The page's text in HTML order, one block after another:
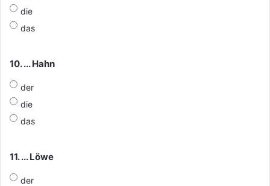
die
das
10. ... Hahn
der
die
das
11. ... Löwe
der